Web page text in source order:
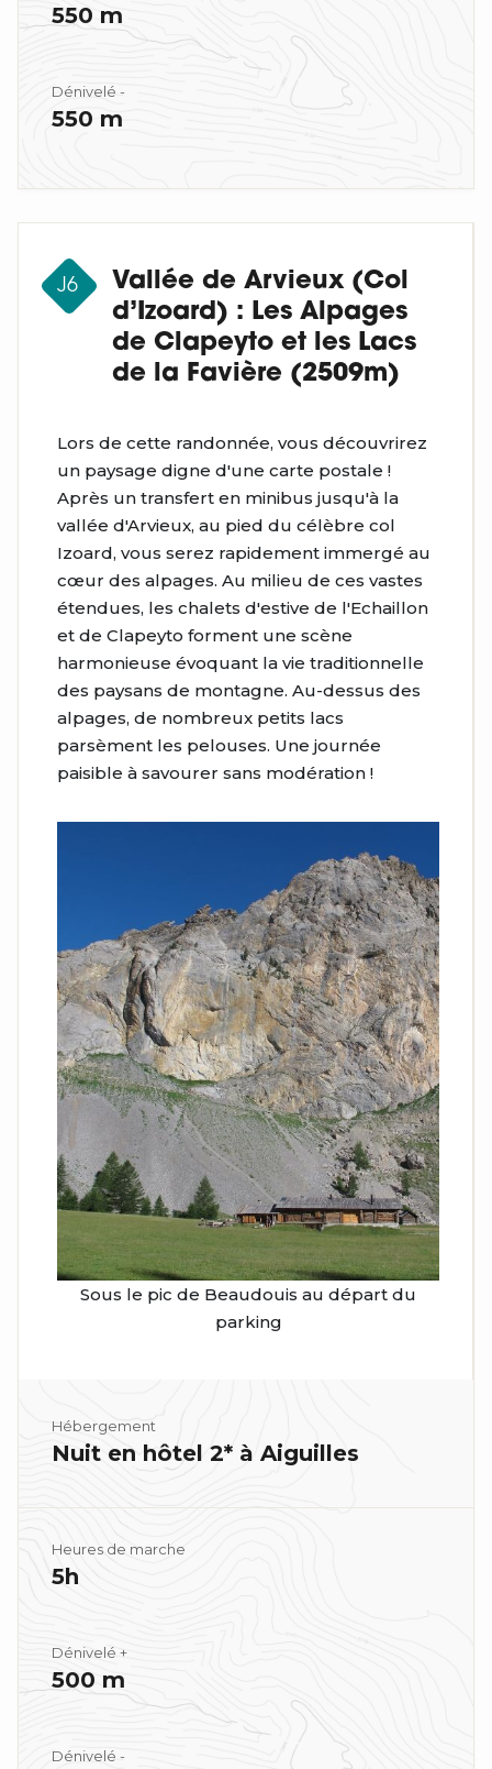
550 m
Dénivelé -
550 m
J6
Vallée de Arvieux (Col
d’Izoard) : Les Alpages
de Clapeyto et les Lacs
de la Favière (2509m)
Lors de cette randonnée, vous découvrirez
un paysage digne d'une carte postale !
Après un transfert en minibus jusqu'à la
vallée d'Arvieux, au pied du célèbre col
Izoard, vous serez rapidement immergé au
cœur des alpages. Au milieu de ces vastes
étendues, les chalets d'estive de l'Echaillon
et de Clapeyto forment une scène
harmonieuse évoquant la vie traditionnelle
des paysans de montagne. Au-dessus des
alpages, de nombreux petits lacs
parsèment les pelouses. Une journée
paisible à savourer sans modération !
Sous le pic de Beaudouis au départ du
parking
Hébergement
Nuit en hôtel 2* à Aiguilles
Heures de marche
5h
Dénivelé +
500 m
Dénivelé -